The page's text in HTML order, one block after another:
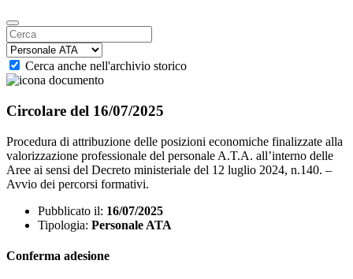
Cerca anche nell'archivio storico
Circolare del 16/07/2025
Procedura di attribuzione delle posizioni economiche finalizzate alla
valorizzazione professionale del personale A.T.A. all’interno delle
Aree ai sensi del Decreto ministeriale del 12 luglio 2024, n.140. –
Avvio dei percorsi formativi.
Pubblicato il: 16/07/2025
Tipologia: Personale ATA
Conferma adesione